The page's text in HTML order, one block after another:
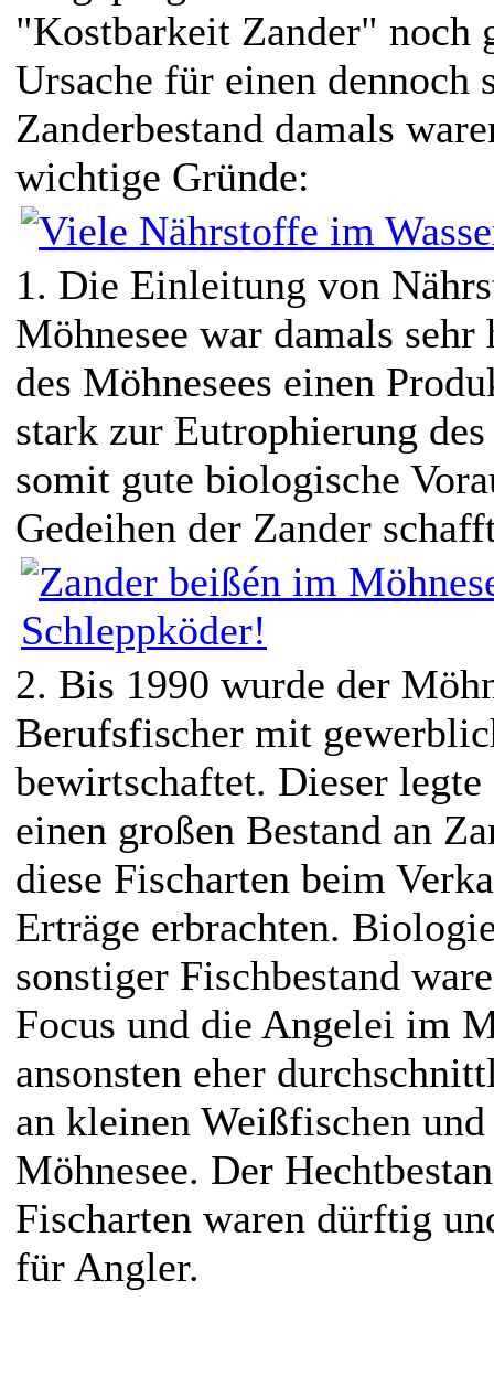
"Kostbarkeit Zander" noch
Ursache für einen dennoch
Zanderbestand damals
wichtige Gründe:
1. Die Einleitung von
Möhnesee war damals
des Möhnesees einen
stark zur Eutrophierung
somit gute biologische
Gedeihen der Zander
2. Bis 1990 wurde der
Berufsfischer mit
bewirtschaftet. Dieser
einen großen Bestand an
diese Fischarten beim
Erträge erbrachten.
sonstiger Fischbestand
Focus und die Angelei im
ansonsten eher
an kleinen Weißfischen
Möhnesee. Der
Fischarten waren dürftig
für Angler.